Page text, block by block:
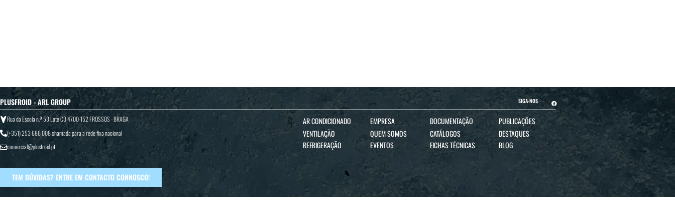
PLUSFROID - ARL GROUP SIGA-NOS
Rua da Escola n.º 53 Lote C3 4700-152 FROSSOS - BRAGA
(+351) 253 686 008chamada para a rede fixa nacional
comercial@plusfroid.pt
AR CONDICIONADO
VENTILAÇÃO
REFRIGERAÇÃO
EMPRESA
QUEM SOMOS
EVENTOS
DOCUMENTAÇÃO
CATÁLOGOS
FICHAS TÉCNICAS
PUBLICAÇÕES
DESTAQUES
BLOG
TEM DÚVIDAS? ENTRE EM CONTACTO CONNOSCO!